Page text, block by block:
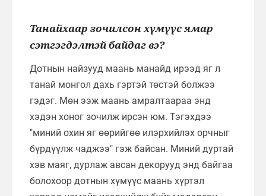
Танайхаар зочилсон хүмүүс ямар
сэтгэгдэлтэй байдаг вэ?
Дотнын найзууд маань манайд ирээд яг л
танай монгол дахь гэртэй төстэй болжээ
гэдэг. Мөн ээж маань амралтаараа энд
хэдэн хоног зочилж ирсэн юм. Тэгэхдээ
"миний охин яг өөрийгөө илэрхийлэх орчныг
бүрдүүлж чаджээ" гэж байсан. Миний дуртай
хэв маяг, дурлаж авсан декорууд энд байгаа
болохоор дотнын хүмүүс маань хүртэл